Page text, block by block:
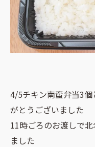
4/5チキン南蛮弁当3
がとうございました
11時ごろのお渡しで
ました